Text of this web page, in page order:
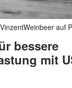
auf
bessere
mit